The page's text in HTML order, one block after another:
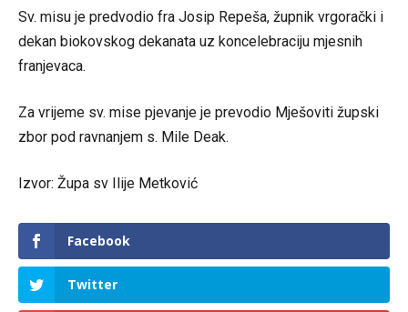
Sv. misu je predvodio fra Josip Repeša, župnik vrgorački i
dekan biokovskog dekanata uz koncelebraciju mjesnih
franjevaca.
Za vrijeme sv. mise pjevanje je prevodio Mješoviti župski
zbor pod ravnanjem s. Mile Deak.
Izvor: Župa sv Ilije Metković
Facebook
Twitter